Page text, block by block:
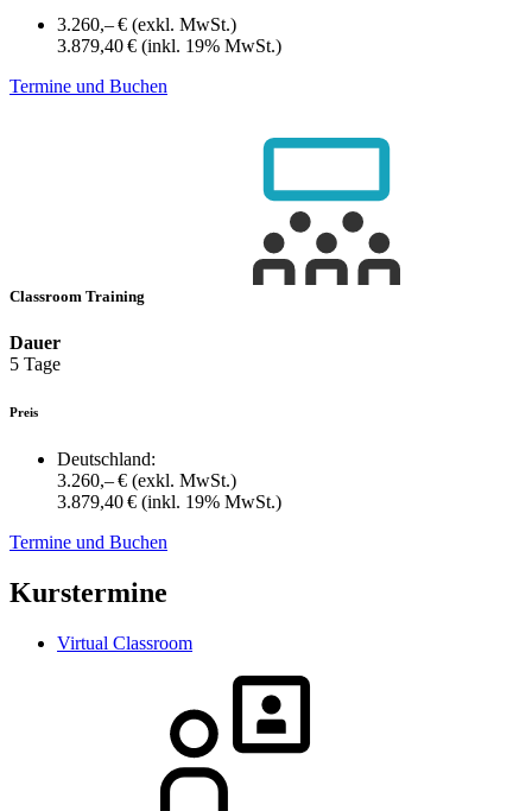
3.260,– € (exkl. MwSt.)
3.879,40 € (inkl. 19% MwSt.)
Termine und Buchen
Classroom Training
Dauer
5 Tage
Preis
Deutschland:
3.260,– € (exkl. MwSt.)
3.879,40 € (inkl. 19% MwSt.)
Termine und Buchen
Kurstermine
Virtual Classroom